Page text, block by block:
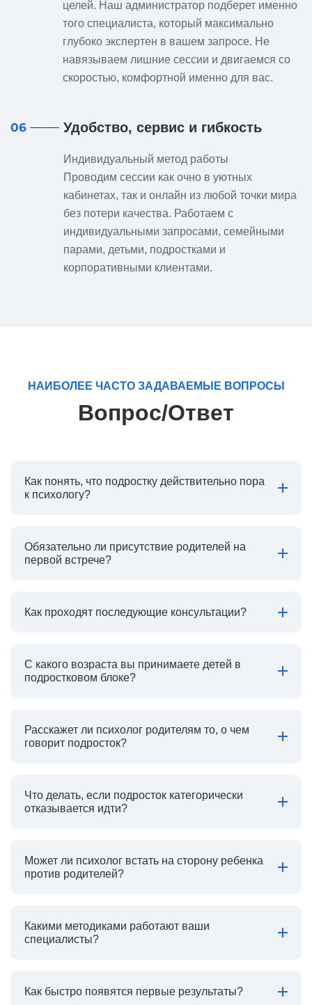
целей. Наш администратор подберет именно
того специалиста, который максимально
глубоко экспертен в вашем запросе. Не
навязываем лишние сессии и двигаемся со
скоростью, комфортной именно для вас.
06 Удобство, сервис и гибкость
Индивидуальный метод работы
Проводим сессии как очно в уютных
кабинетах, так и онлайн из любой точки мира
без потери качества. Работаем с
индивидуальными запросами, семейными
парами, детьми, подростками и
корпоративными клиентами.
НАИБОЛЕЕ ЧАСТО ЗАДАВАЕМЫЕ ВОПРОСЫ
Вопрос/Ответ
Как понять, что подростку действительно пора
к психологу?
Обязательно ли присутствие родителей на
первой встрече?
Как проходят последующие консультации?
С какого возраста вы принимаете детей в
подростковом блоке?
Расскажет ли психолог родителям то, о чем
говорит подросток?
Что делать, если подросток категорически
отказывается идти?
Может ли психолог встать на сторону ребенка
против родителей?
Какими методиками работают ваши
специалисты?
Как быстро появятся первые результаты?